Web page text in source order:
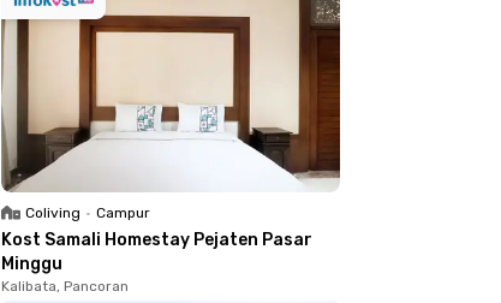
Coliving • Campur
Kost Samali Homestay Pejaten Pasar
Minggu
Kalibata, Pancoran